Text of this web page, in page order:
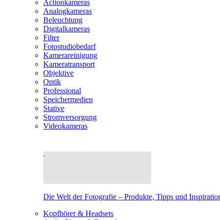
Actionkameras
Analogkameras
Beleuchtung
Digitalkameras
Filter
Fotostudiobedarf
Kamerareinigung
Kameratransport
Objektive
Optik
Professional
Speichermedien
Stative
Stromversorgung
Videokameras
Die Welt der Fotografie – Produkte, Tipps und
Kopfhörer & Headsets